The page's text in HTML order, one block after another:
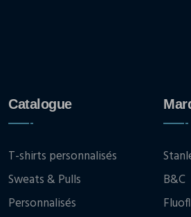
Catalogue
T-shirts personnalisés
Sweats & Pulls
Personnalisés
B&C